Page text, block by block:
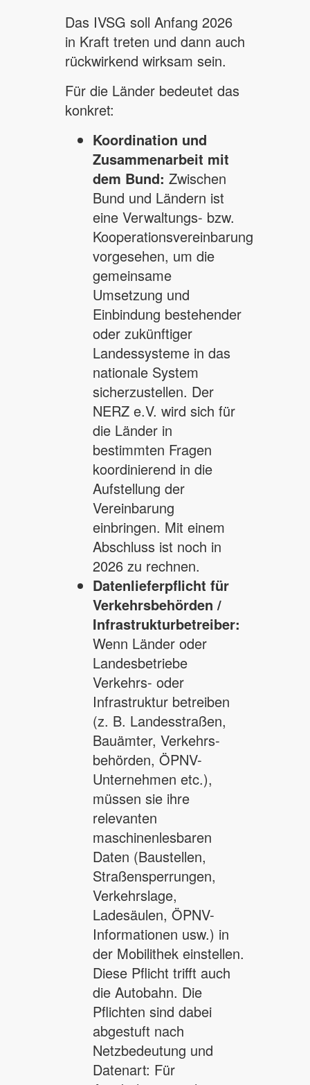
Das IVSG soll Anfang 2026
in Kraft treten und dann auch
rückwirkend wirksam sein.
Für die Länder bedeutet das
konkret:
Koordination und
Zusammenarbeit mit
dem Bund: Zwischen
Bund und Ländern ist
eine Verwaltungs- bzw.
Kooperationsvereinbarung
vorgesehen, um die
gemeinsame
Umsetzung und
Einbindung bestehender
oder zukünftiger
Landessysteme in das
nationale System
sicherzustellen. Der
NERZ e.V. wird sich für
die Länder in
bestimmten Fragen
koordinierend in die
Aufstellung der
Vereinbarung
einbringen. Mit einem
Abschluss ist noch in
2026 zu rechnen.
Datenlieferpflicht für
Verkehrsbehörden /
Infrastrukturbetreiber:
Wenn Länder oder
Landesbetriebe
Verkehrs- oder
Infrastruktur betreiben
(z. B. Landesstraßen,
Bauämter, Verkehrs-
behörden, ÖPNV-
Unternehmen etc.),
müssen sie ihre
relevanten
maschinenlesbaren
Daten (Baustellen,
Straßensperrungen,
Verkehrslage,
Ladesäulen, ÖPNV-
Informationen usw.) in
der Mobilithek einstellen.
Diese Pflicht trifft auch
die Autobahn. Die
Pflichten sind dabei
abgestuft nach
Netzbedeutung und
Datenart: Für